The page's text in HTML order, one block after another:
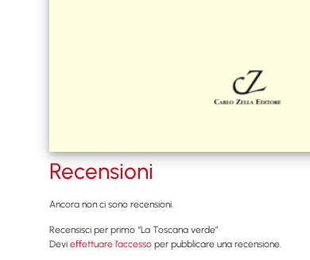
Recensioni
Ancora non ci sono recensioni.
Recensisci per primo “La Toscana verde”
Devi effettuare l’accesso per pubblicare una recensione.